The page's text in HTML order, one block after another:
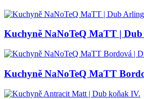
Kuchyně NaNoTeQ MaTT |
Kuchyně NaNoTeQ MaTT